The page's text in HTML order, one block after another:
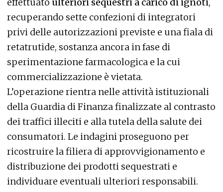
recuperando sette confezioni di integratori
privi delle autorizzazioni previste e una fiala di
retatrutide, sostanza ancora in fase di
sperimentazione farmacologica e la cui
commercializzazione è vietata.
L’operazione rientra nelle attività istituzionali
della Guardia di Finanza finalizzate al contrasto
dei traffici illeciti e alla tutela della salute dei
consumatori. Le indagini proseguono per
ricostruire la filiera di approvvigionamento e
distribuzione dei prodotti sequestrati e
individuare eventuali ulteriori responsabili.